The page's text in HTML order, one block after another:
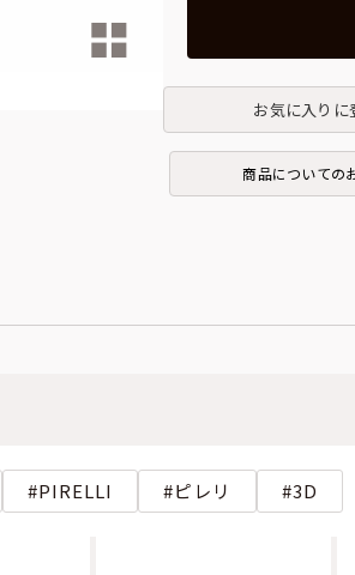
お気に入りに
商品についての
PIRELLI ピレリ 3D